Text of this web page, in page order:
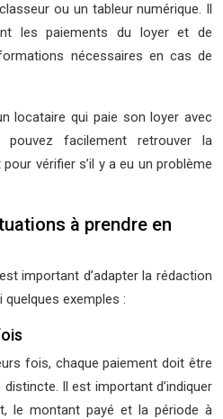
ou un tableur numérique. Il
les paiements du loyer et de
nécessaires en cas de
locataire qui paie son loyer avec
facilement retrouver la
vérifier s’il y a eu un problème
à prendre en
important d’adapter la rédaction
exemples :
fois, chaque paiement doit être
Il est important d’indiquer
le montant payé et la période à